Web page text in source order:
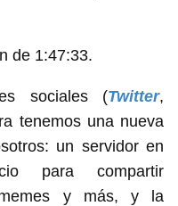
de 1:47:33.
sociales (Twitter,
tenemos una nueva
un servidor en
para compartir
memes y más, y la